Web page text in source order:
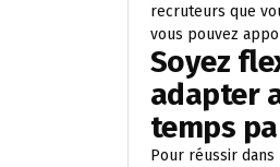
recruteurs que
vous pouvez
Soyez
adapter
temps
Pour réussir